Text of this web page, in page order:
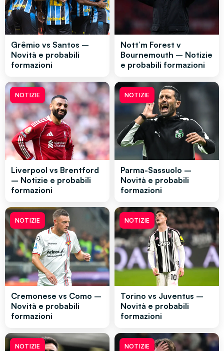
Grêmio vs Santos –
Novità e probabili
formazioni
Nott’m Forest v
Bournemouth – Notizie
e probabili formazioni
NOTIZIE
Liverpool vs Brentford
– Notizie e probabili
formazioni
NOTIZIE
Parma-Sassuolo –
Novità e probabili
formazioni
NOTIZIE
Cremonese vs Como –
Novità e probabili
formazioni
NOTIZIE
Torino vs Juventus –
Novità e probabili
formazioni
NOTIZIE NOTIZIE